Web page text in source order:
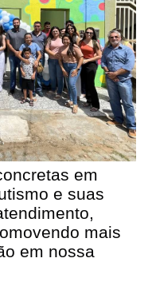
em
e suas
mais
em nossa